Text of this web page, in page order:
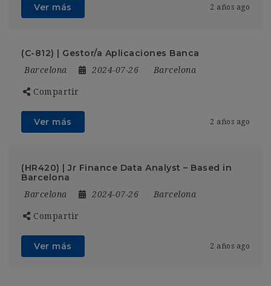
Ver más 2 años ago
(C-812) | Gestor/a Aplicaciones Banca
Barcelona 2024-07-26 Barcelona
Compartir
Ver más 2 años ago
(HR420) | Jr Finance Data Analyst – Based in
Barcelona
Barcelona 2024-07-26 Barcelona
Compartir
Ver más 2 años ago